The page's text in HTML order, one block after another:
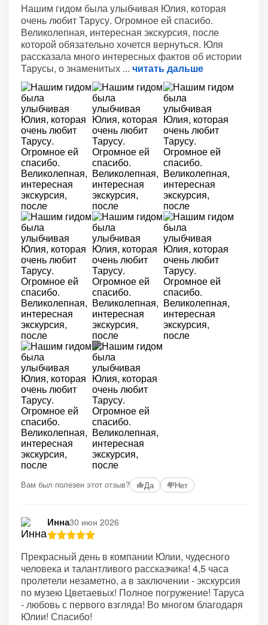
Нашим гидом была улыбчивая Юлия, которая
очень любит Тарусу. Огромное ей спасибо.
Великолепная, интересная экскурсия, после
которой обязательно хочется вернуться. Юля
рассказала много интересных фактов об истории
Тарусы, о знаменитых
читать дальше
Вам был полезен этот отзыв? Да Нет
Инна30 июн 2026
Прекрасный день в компании Юлии, чудесного
человека и талантливого рассказчика! 4,5 часа
пролетели незаметно, а в заключении - экскурсия
по музею Цветаевых! Полное погружение! Таруса
- любовь с первого взгляда! Во многом благодаря
Юлии! Спасибо!